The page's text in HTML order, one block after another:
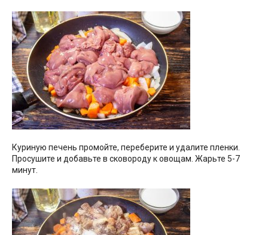
Куриную печень промойте, переберите и удалите пленки.
Просушите и добавьте в сковороду к овощам. Жарьте 5-7
минут.